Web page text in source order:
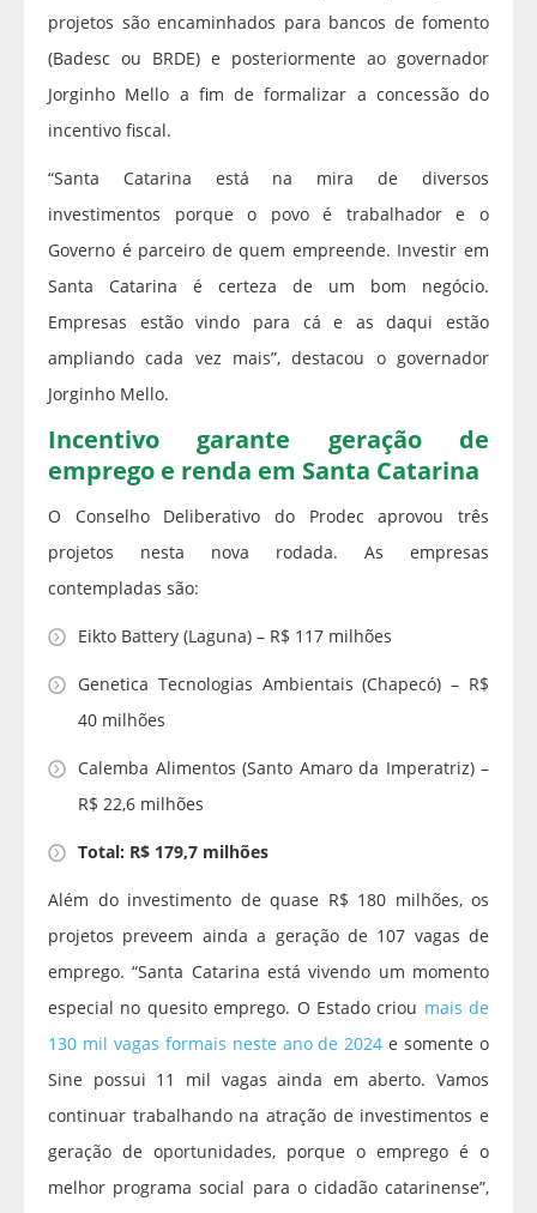
projetos são encaminhados para bancos de fomento
(Badesc ou BRDE) e posteriormente ao governador
Jorginho Mello a fim de formalizar a concessão do
incentivo fiscal.
“Santa Catarina está na mira de diversos
investimentos porque o povo é trabalhador e o
Governo é parceiro de quem empreende. Investir em
Santa Catarina é certeza de um bom negócio.
Empresas estão vindo para cá e as daqui estão
ampliando cada vez mais”, destacou o governador
Jorginho Mello.
Incentivo garante geração de
emprego e renda em Santa Catarina
O Conselho Deliberativo do Prodec aprovou três
projetos nesta nova rodada. As empresas
contempladas são:
Eikto Battery (Laguna) – R$ 117 milhões
Genetica Tecnologias Ambientais (Chapecó) – R$
40 milhões
Calemba Alimentos (Santo Amaro da Imperatriz) –
R$ 22,6 milhões
Total: R$ 179,7 milhões
Além do investimento de quase R$ 180 milhões, os
projetos preveem ainda a geração de 107 vagas de
emprego. “Santa Catarina está vivendo um momento
especial no quesito emprego. O Estado criou mais de
130 mil vagas formais neste ano de 2024 e somente o
Sine possui 11 mil vagas ainda em aberto. Vamos
continuar trabalhando na atração de investimentos e
geração de oportunidades, porque o emprego é o
melhor programa social para o cidadão catarinense”,